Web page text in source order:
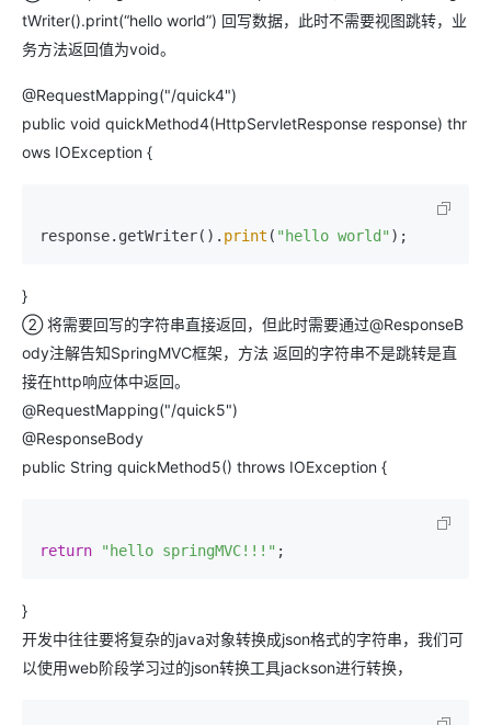
tWriter().print(“hello world”) 回写数据，此时不需要视图跳转，业
务方法返回值为void。
@RequestMapping("/quick4")
public void quickMethod4(HttpServletResponse response) thr
ows IOException {
response.getWriter(). print ( "hello world" );
}
② 将需要回写的字符串直接返回，但此时需要通过@ResponseB
ody注解告知SpringMVC框架，方法 返回的字符串不是跳转是直
接在http响应体中返回。
@RequestMapping("/quick5")
@ResponseBody
public String quickMethod5() throws IOException {
return "hello springMVC!!!" ;
}
开发中往往要将复杂的java对象转换成json格式的字符串，我们可
以使用web阶段学习过的json转换工具jackson进行转换，